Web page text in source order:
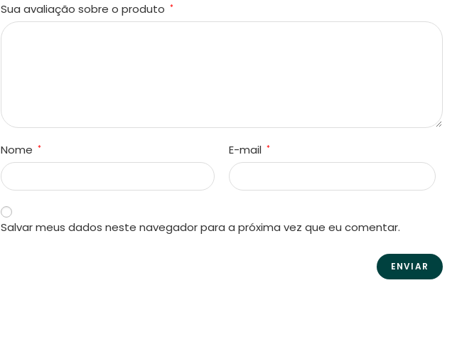
Sua avaliação sobre o produto *
Nome * E-mail *
Salvar meus dados neste navegador para a próxima vez que eu comentar.